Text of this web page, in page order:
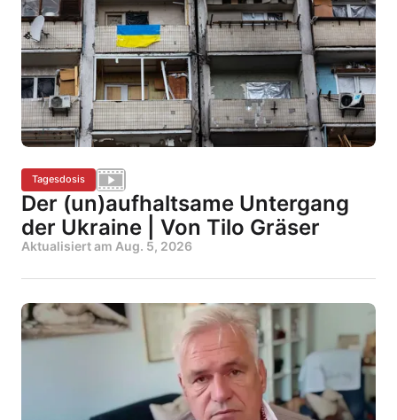
Tagesdosis
Der (un)aufhaltsame Untergang
der Ukraine | Von Tilo Gräser
Aktualisiert am Aug. 5, 2026